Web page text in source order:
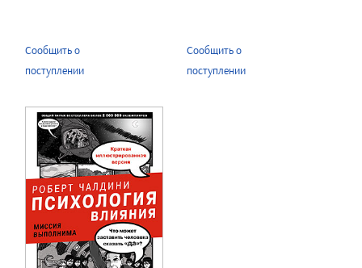
Сообщить о
поступлении
Сообщить о
поступлении